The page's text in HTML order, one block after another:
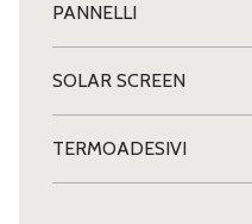
PANNELLI
SOLAR SCREEN
TERMOADESIVI